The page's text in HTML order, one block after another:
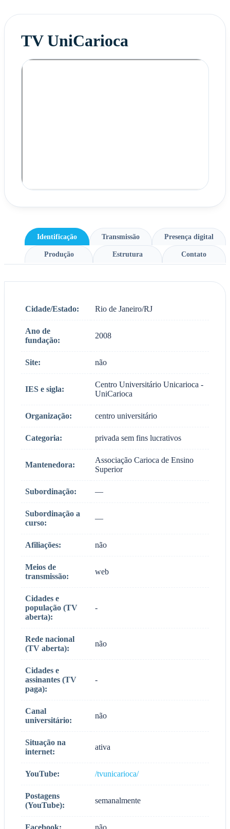
TV UniCarioca
Identificação Transmissão Presença digital
Produção Estrutura Contato
Cidade/Estado: Rio de Janeiro/RJ
Ano de
fundação:
2008
Site: não
IES e sigla:
Centro Universitário Unicarioca -
UniCarioca
Organização: centro universitário
Categoria: privada sem fins lucrativos
Mantenedora:
Associação Carioca de Ensino
Superior
Subordinação: —
Subordinação a
curso:
—
Afiliações: não
Meios de
transmissão:
web
Cidades e
população (TV
aberta):
-
Rede nacional
(TV aberta):
não
Cidades e
assinantes (TV
paga):
-
Canal
universitário:
não
Situação na
internet:
ativa
YouTube: /tvunicarioca/
Postagens
(YouTube):
semanalmente
Facebook: não